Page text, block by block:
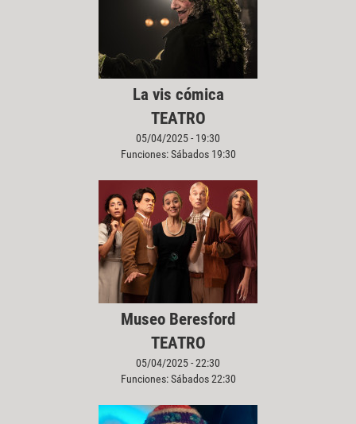
La vis cómica
TEATRO
05/04/2025 - 19:30
Funciones: Sábados 19:30
Museo Beresford
TEATRO
05/04/2025 - 22:30
Funciones: Sábados 22:30